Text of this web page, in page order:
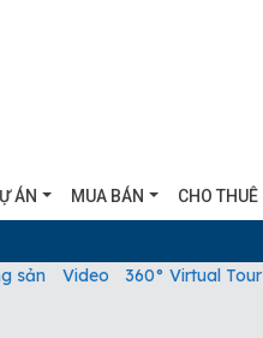
ÁN MUA BÁN CHO THUÊ
sản Video 360° Virtual Tour